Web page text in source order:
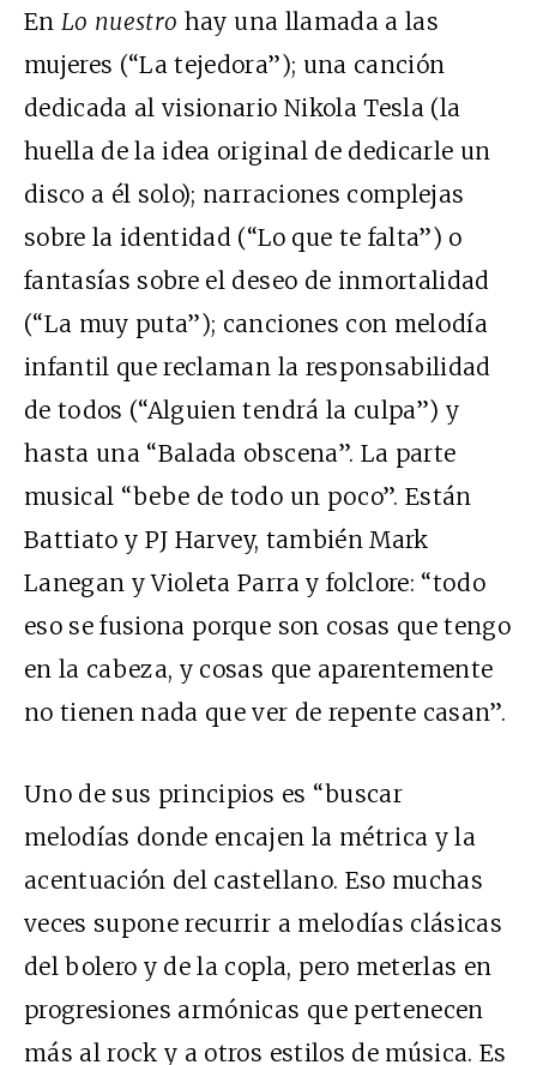
EnLo nuestro hay una llamada a las
mujeres (“La tejedora”); una canción
dedicada al visionario Nikola Tesla (la
huella de la idea original de dedicarle un
disco a él solo); narraciones complejas
sobre la identidad (“Lo que te falta”) o
fantasías sobre el deseo de inmortalidad
(“La muy puta”); canciones con melodía
infantil que reclaman la responsabilidad
de todos (“Alguien tendrá la culpa”) y
hasta una “Balada obscena”. La parte
musical “bebe de todo un poco”. Están
Battiato y PJ Harvey, también Mark
Lanegan y Violeta Parra y folclore: “todo
eso se fusiona porque son cosas que tengo
en la cabeza, y cosas que aparentemente
no tienen nada que ver de repente casan”.
Uno de sus principios es “buscar
melodías donde encajen la métrica y la
acentuación del castellano. Eso muchas
veces supone recurrir a melodías clásicas
del bolero y de la copla, pero meterlas en
progresiones armónicas que pertenecen
más al rock y a otros estilos de música. Es